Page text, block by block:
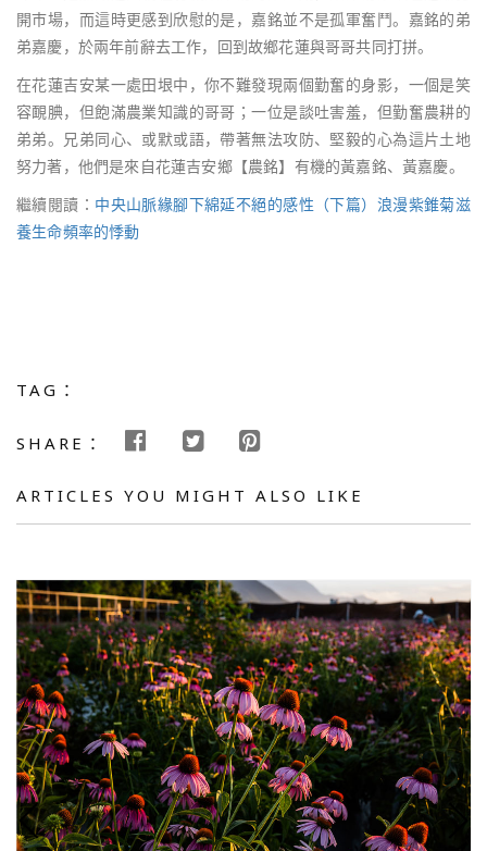
開市場，而這時更感到欣慰的是，嘉銘並不是孤軍奮鬥。嘉銘的弟
弟嘉慶，於兩年前辭去工作，回到故鄉花蓮與哥哥共同打拼。
在花蓮吉安某一處田垠中，你不難發現兩個勤奮的身影，一個是笑
容靦腆，但飽滿農業知識的哥哥；一位是談吐害羞，但勤奮農耕的
弟弟。兄弟同心、或默或語，帶著無法攻防、堅毅的心為這片土地
努力著，他們是來自花蓮吉安鄉【農銘】有機的黃嘉銘、黃嘉慶。
繼續閱讀： 中央山脈緣腳下綿延不絕的感性（下篇）浪漫紫錐菊滋
養生命頻率的悸動
TAG：
SHARE：
ARTICLES YOU MIGHT ALSO LIKE